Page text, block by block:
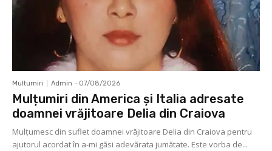
Multumiri Admin - 07/08/2026
Mulțumiri din America și Italia adresate
doamnei vrăjitoare Delia din Craiova
Mulţumesc din suflet doamnei vrăjitoare Delia din Craiova pentru
ajutorul acordat în a-mi găsi adevărata jumătate. Este vorba de...